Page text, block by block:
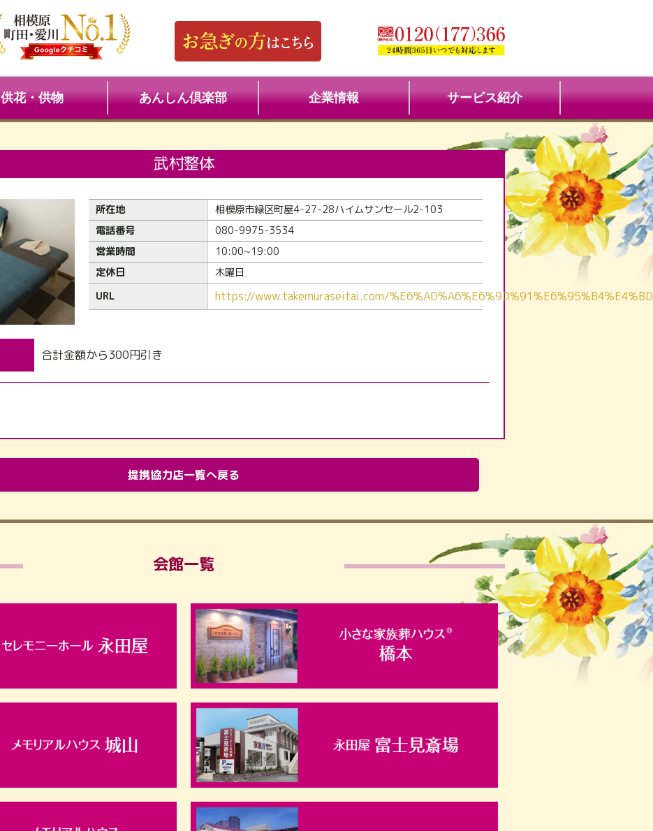
供花・供物 あんしん倶楽部 企業情報 サービス紹介
武村整体
所在地
相模原市緑区町屋4-27-28ハイムサンセール2-103
電話番号
080-9975-3534
営業時間
10:00~19:00
定休日
木曜日
URL
https://www.takemuraseitai.com/
合計金額から300円引き
提携協力店一覧へ戻る
会館一覧